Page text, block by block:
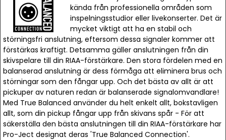
kända från professionella områden som
inspelningsstudior eller livekonserter. Det är
mycket viktigt att ha en stabil och
störningsfri anslutning, eftersom dessa signaler kommer att
förstärkas kraftigt. Detsamma gäller anslutningen från din
skivspelare till din RIAA-förstärkare. Den stora fördelen med en
balanserad anslutning är dess förmåga att eliminera brus och
störningar som den fångar upp. Och det bästa av allt är att
pickuper av naturen redan är balanserade signalomvandlare!
Med True Balanced använder du helt enkelt allt, bokstavligen
allt, som din pickup fångar upp från skivans spår - För att
säkerställa den bästa anslutningen till din RIAA-förstärkare har
Pro-Ject designat deras 'True Balanced Connection'.